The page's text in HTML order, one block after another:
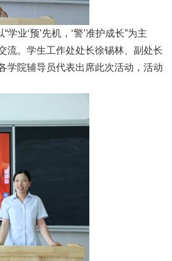
业‘预’先机，‘警’准护成长”为主
流。学生工作处处长徐锡林、副处长
学院辅导员代表出席此次活动，活动